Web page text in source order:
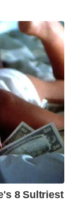
नीचे आया।
सकते थे, जब
हैं तो बहुत
ने अपनी
हूं।” और